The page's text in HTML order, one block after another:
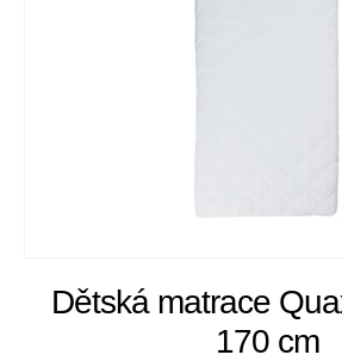
Dětská matrace
170 cm